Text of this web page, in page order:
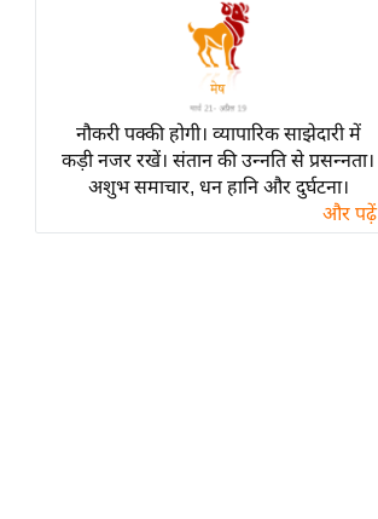
व्रत
त्योहार
राशिफल
विशेष
नौकरी पक्की होगी। व्यापारिक साझेदारी में
कड़ी नजर रखें। संतान की उन्नति से प्रसन्नता।
अशुभ समाचार, धन हानि और दुर्घटना।
और पढ़ें